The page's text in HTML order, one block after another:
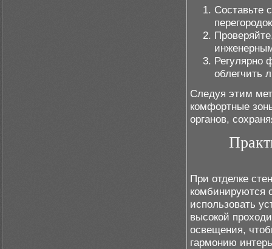
Составьте
Регулярно
облегчить
Следуя этим
комфортные
органов,
При отделке
комбинируются
использовать
высокой
освещения,
гармонию